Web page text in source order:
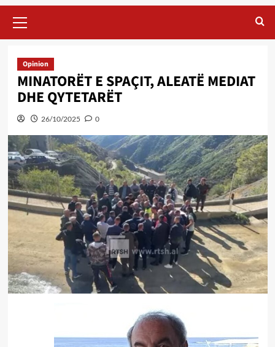
Menu
Opinion
MINATORËT E SPAÇIT, ALEATË MEDIAT
DHE QYTETARËT
26/10/2025 0